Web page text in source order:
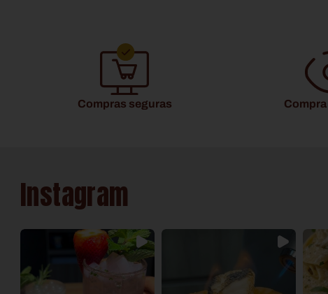
Compras seguras
Instagram